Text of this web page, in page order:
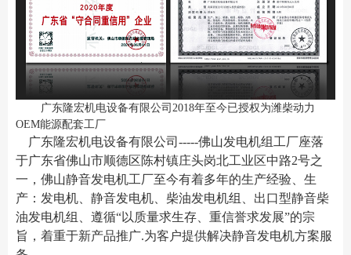
广东隆宏机电设备有限公司2018年至今已授权为潍柴动力
OEM能源配套工厂
广东隆宏机电设备有限公司-----佛山发电机组工厂座落
于广东省佛山市顺德区陈村镇庄头岗北工业区中路2号之
一 ，佛山静音发电机工厂至今有着多年的生产经验、生
产：发电机、静音发电机、柴油发电机组、出口型静音柴
油发电机组、遵循“以质量求生存、重信誉求发展”的宗
旨，着重于新产品推广.为客户提供解决静音发电机方案服